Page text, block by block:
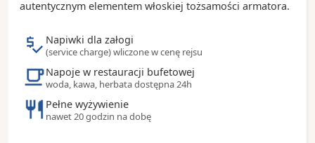
otoczone najważniejszymi zabytkami miasta
zdobionym wnętrzem
Most Rialto – najstarszy i najbardziej
rozpoznawalny most nad Canal Grande
Pałac Dożów – dawna siedziba władców Wenecji i
symbol Republiki Weneckiej
autentycznym elementem włoskiej tożsamości armatora.
Napiwki dla załogi
(service charge) wliczone w cenę rejsu
Napoje w restauracji bufetowej
woda, kawa, herbata dostępna 24h
Pełne wyżywienie
nawet 20 godzin na dobę